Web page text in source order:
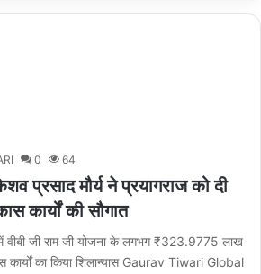
0 64
प्रसाद मौर्य ने प्रयागराज को दी
कार्यों की सौगात
वीबी जी राम जी योजना के लगभग ₹323.9775 लाख
कार्यों का किया शिलान्यास Gaurav Tiwari Global